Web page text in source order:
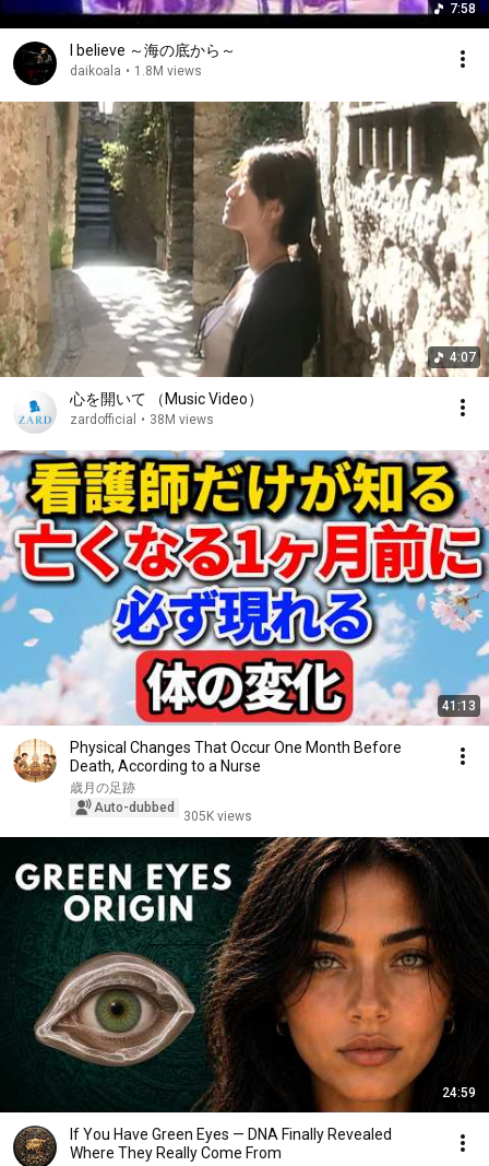
7:58
I believe ～海の底から～
daikoala • 1.8M views
4:07
心を開いて （Music Video）
zardofficial • 38M views
41:13
Physical Changes That Occur One Month Before
Death, According to a Nurse
歳月の足跡
Auto-dubbed
305K views
24:59
If You Have Green Eyes — DNA Finally Revealed
Where They Really Come From